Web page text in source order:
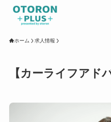
ホーム 求人情報
【カーライフアド